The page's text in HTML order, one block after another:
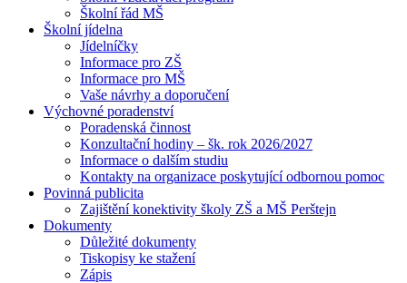
Školní řád MŠ
Školní jídelna
Jídelníčky
Informace pro ZŠ
Informace pro MŠ
Vaše návrhy a doporučení
Výchovné poradenství
Poradenská činnost
Konzultační hodiny – šk. rok 2026/2027
Informace o dalším studiu
Kontakty na organizace poskytující odbornou pomoc
Povinná publicita
Zajištění konektivity školy ZŠ a MŠ Perštejn
Dokumenty
Důležité dokumenty
Tiskopisy ke stažení
Zápis